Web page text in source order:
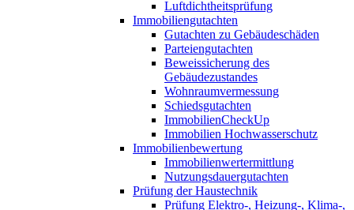
Luftdichtheitsprüfung
Immobiliengutachten
Gutachten zu Gebäudeschäden
Parteiengutachten
Beweissicherung des
Gebäudezustandes
Wohnraumvermessung
Schiedsgutachten
ImmobilienCheckUp
Immobilien Hochwasserschutz
Immobilienbewertung
Immobilienwertermittlung
Nutzungsdauergutachten
Prüfung der Haustechnik
Prüfung Elektro-, Heizung-, Klima-,